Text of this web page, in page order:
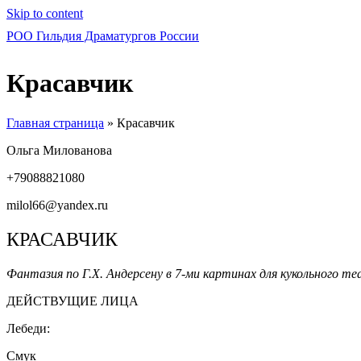
Skip to content
РОО Гильдия Драматургов России
Красавчик
Главная страница » Красавчик
Ольга Милованова
+79088821080
milol66@yandex.ru
КРАСАВЧИК
Фантазия по Г.Х. Андерсену в 7-ми картинах для кукольного
ДЕЙСТВУЩИЕ ЛИЦА
Лебеди:
Смук